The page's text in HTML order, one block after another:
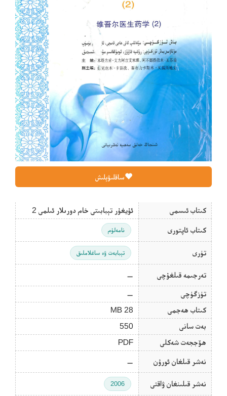
ساقلىۋېلىش
كىتاب ئىسمى ئۇيغۇر تېبابىتى خام دورىلار ئىلمى 2
كىتاب ئاپتورى نامەلۇم
تۈرى تېبابەت ۋە ساغلاملىق
تەرجىمە قىلغۇچى —
تۈزگۈچى
—
كىتاب ھەجمى
28 MB
بەت سانى
550
ھۆججەت شەكلى
PDF
نەشر قىلغان ئورۇن —
نەشر قىلىنغان ۋاقتى 2006